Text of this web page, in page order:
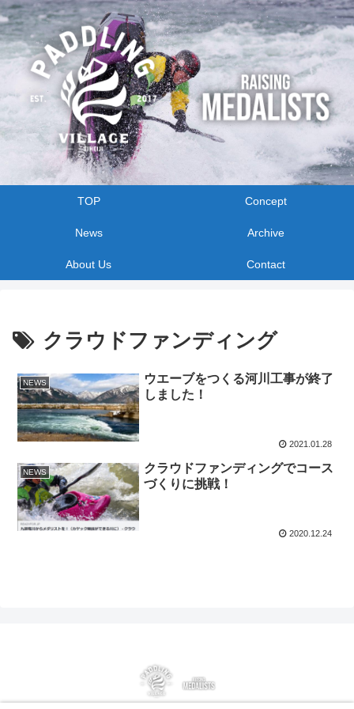
TOP Concept
News Archive
About Us Contact
クラウドファンディング
NEWS
ウエーブをつくる河川工事が終了
しました！
2021.01.28
NEWS
クラウドファンディングでコース
づくりに挑戦！
2020.12.24